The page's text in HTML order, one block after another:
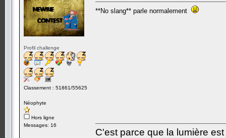
Profil challenge
Classement : 51861/55625
Néophyte
Hors ligne
Messages: 16
**No slang** parle normalement
C'est parce que la lumière